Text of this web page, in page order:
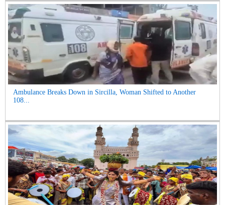
Ambulance Breaks Down in Sircilla, Woman Shifted to Another
108...